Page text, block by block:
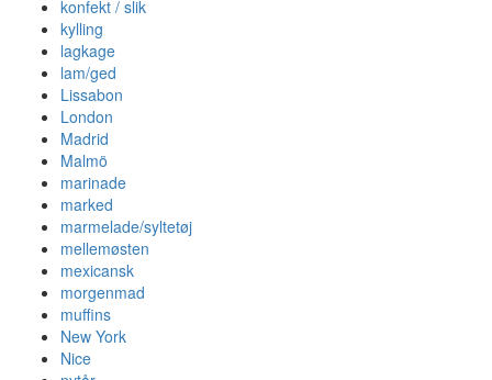
konfekt / slik
kylling
lagkage
lam/ged
Lissabon
London
Madrid
Malmö
marinade
marked
marmelade/syltetøj
mellemøsten
mexicansk
morgenmad
muffins
New York
Nice